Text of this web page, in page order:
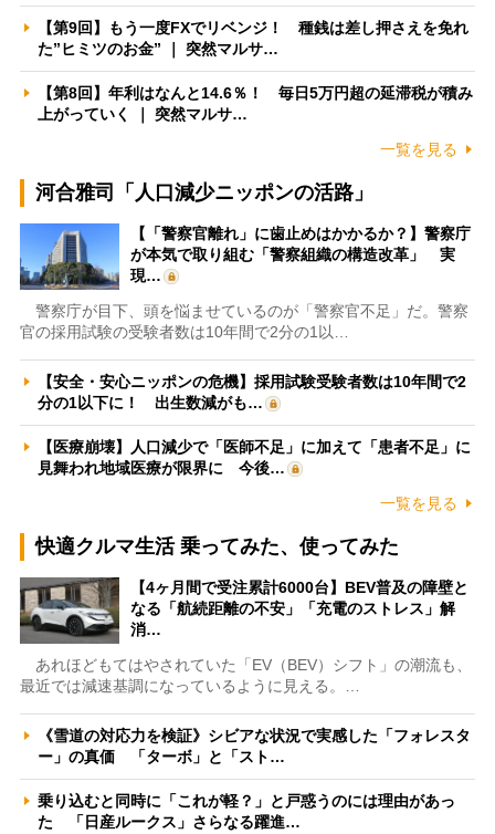
【第9回】もう一度FXでリベンジ！ 種銭は差し押さえを免れ
た”ヒミツのお金” ｜ 突然マルサ…
【第8回】年利はなんと14.6％！ 毎日5万円超の延滞税が積み
上がっていく ｜ 突然マルサ…
一覧を見る
河合雅司「人口減少ニッポンの活路」
【「警察官離れ」に歯止めはかかるか？】警察庁
が本気で取り組む「警察組織の構造改革」 実
現…
警察庁が目下、頭を悩ませているのが「警察官不足」だ。警察
官の採用試験の受験者数は10年間で2分の1以…
【安全・安心ニッポンの危機】採用試験受験者数は10年間で2
分の1以下に！ 出生数減がも…
【医療崩壊】人口減少で「医師不足」に加えて「患者不足」に
見舞われ地域医療が限界に 今後…
一覧を見る
快適クルマ生活 乗ってみた、使ってみた
【4ヶ月間で受注累計6000台】BEV普及の障壁と
なる「航続距離の不安」「充電のストレス」解
消…
あれほどもてはやされていた「EV（BEV）シフト」の潮流も、
最近では減速基調になっているように見える。…
《雪道の対応力を検証》シビアな状況で実感した「フォレスタ
ー」の真価 「ターボ」と「スト…
乗り込むと同時に「これが軽？」と戸惑うのには理由があっ
た 「日産ルークス」さらなる躍進…